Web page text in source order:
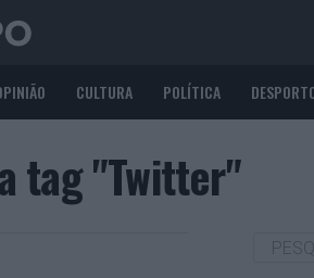
CULTURA POLÍTICA
tag "Twitter"